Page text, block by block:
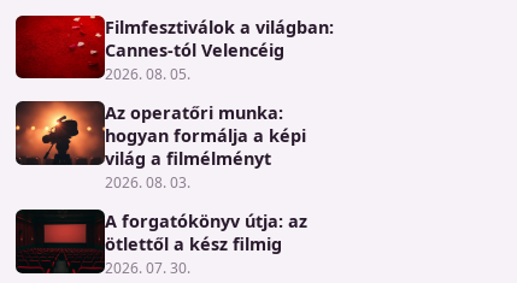
Filmfesztiválok a világban:
Cannes-tól Velencéig
2026. 08. 05.
Az operatőri munka:
hogyan formálja a képi
világ a filmélményt
2026. 08. 03.
A forgatókönyv útja: az
ötlettől a kész filmig
2026. 07. 30.